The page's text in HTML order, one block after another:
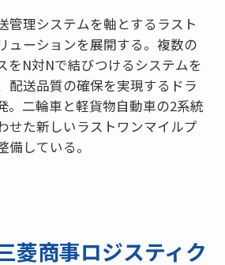
管理システムを軸とするラスト
ューションを展開する。複数の
をN対Nで結びつけるシステムを
配送品質の確保を実現するドラ
。二輪車と軽貨物自動車の2系統
せた新しいラストワンマイルプ
している。
菱商事ロジスティク